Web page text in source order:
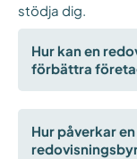
stödja dig.
Hur kan en
förbättra
Hur påverkar